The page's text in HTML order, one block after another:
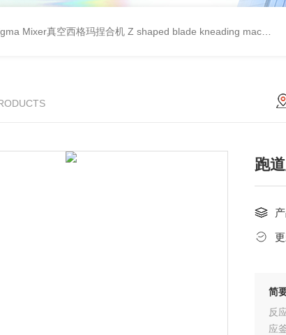
Mixer真空西格玛捏合机 Z shaped blade kneading machineZ型捏合机
跑
简
反
应